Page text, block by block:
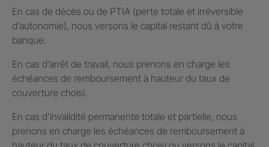
En cas de décès ou de PTIA (perte totale et irréversible
d’autonomie), nous versons le capital restant dû à votre
banque.
En cas d’arrêt de travail, nous prenons en charge les
échéances de remboursement à hauteur du taux de
couverture choisi.
En cas d’invalidité permanente totale et partielle, nous
prenons en charge les échéances de remboursement à